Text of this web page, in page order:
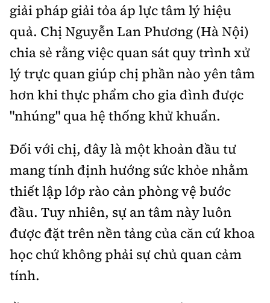
giải pháp giải tỏa áp lực tâm lý hiệu
quả. Chị Nguyễn Lan Phương (Hà Nội)
chia sẻ rằng việc quan sát quy trình xử
lý trực quan giúp chị phần nào yên tâm
hơn khi thực phẩm cho gia đình được
"nhúng" qua hệ thống khử khuẩn.
Đối với chị, đây là một khoản đầu tư
mang tính định hướng sức khỏe nhằm
thiết lập lớp rào cản phòng vệ bước
đầu. Tuy nhiên, sự an tâm này luôn
được đặt trên nền tảng của căn cứ khoa
học chứ không phải sự chủ quan cảm
tính.